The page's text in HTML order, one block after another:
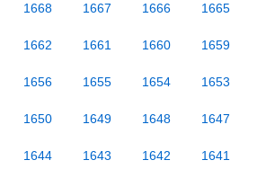
1668 1667 1666 1665
1662 1661 1660 1659
1656 1655 1654 1653
1650 1649 1648 1647
1644 1643 1642 1641